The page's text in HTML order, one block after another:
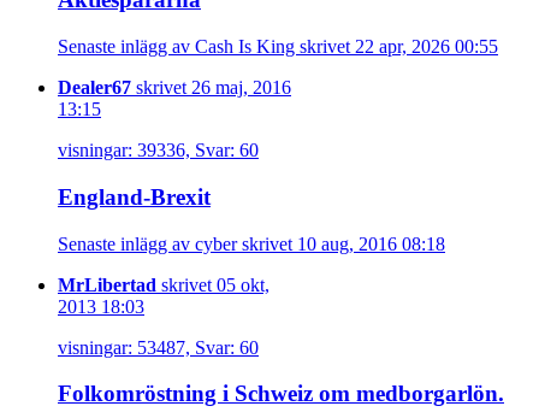
Senaste inlägg av Cash Is King skrivet 22 apr, 2026 00:55
Dealer67 skrivet 26 maj, 2016
13:15
visningar: 39336, Svar: 60
England-Brexit
Senaste inlägg av cyber skrivet 10 aug, 2016 08:18
MrLibertad skrivet 05 okt,
2013 18:03
visningar: 53487, Svar: 60
Folkomröstning i Schweiz om medborgarlön.